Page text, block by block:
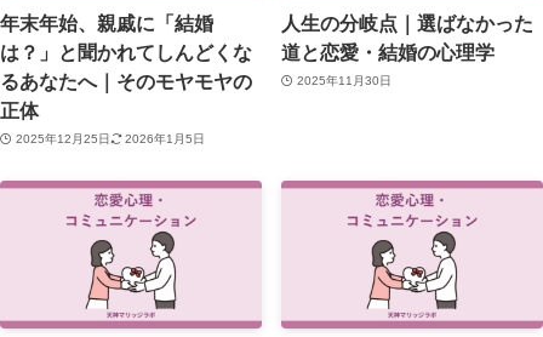
年末年始、親戚に「結婚
は？」と聞かれてしんどくな
るあなたへ｜そのモヤモヤの
正体
2025年12月25日 2026年1月5日
人生の分岐点｜選ばなかった
道と恋愛・結婚の心理学
2025年11月30日